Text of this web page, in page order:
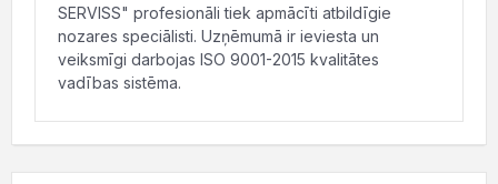
SERVISS" profesionāli tiek apmācīti atbildīgie
nozares speciālisti. Uzņēmumā ir ieviesta un
veiksmīgi darbojas ISO 9001-2015 kvalitātes
vadības sistēma.